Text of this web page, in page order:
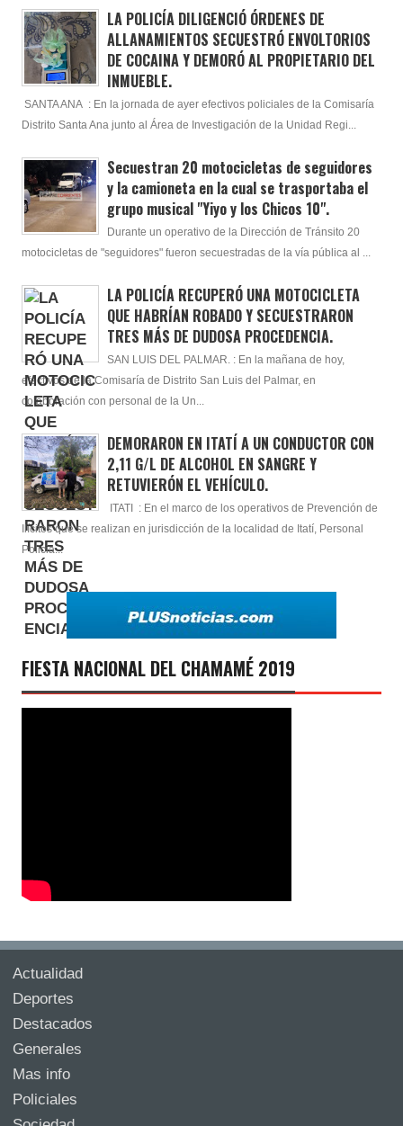
LA POLICÍA DILIGENCIÓ ÓRDENES DE
ALLANAMIENTOS SECUESTRÓ ENVOLTORIOS
DE COCAINA Y DEMORÓ AL PROPIETARIO DEL
INMUEBLE.
SANTA ANA : En la jornada de ayer efectivos policiales de la Comisaría
Distrito Santa Ana junto al Área de Investigación de la Unidad Regi...
Secuestran 20 motocicletas de seguidores
y la camioneta en la cual se trasportaba el
grupo musical "Yiyo y los Chicos 10".
Durante un operativo de la Dirección de Tránsito 20
motocicletas de "seguidores" fueron secuestradas de la vía pública al ...
LA POLICÍA RECUPERÓ UNA MOTOCICLETA
QUE HABRÍAN ROBADO Y SECUESTRARON
TRES MÁS DE DUDOSA PROCEDENCIA.
SAN LUIS DEL PALMAR. : En la mañana de hoy,
efectivos de la Comisaría de Distrito San Luis del Palmar, en
colaboración con personal de la Un...
DEMORARON EN ITATÍ A UN CONDUCTOR CON
2,11 G/L DE ALCOHOL EN SANGRE Y
RETUVIERÓN EL VEHÍCULO.
ITATI : En el marco de los operativos de Prevención de
Ilícitos que se realizan en jurisdicción de la localidad de Itatí, Personal
Policia...
FIESTA NACIONAL DEL CHAMAMÉ 2019
Actualidad
Deportes
Destacados
Generales
Mas info
Policiales